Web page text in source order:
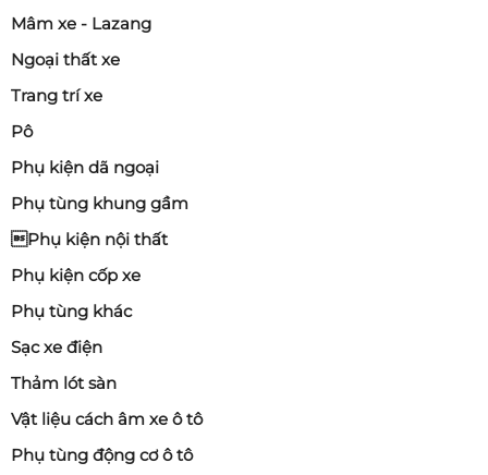
Mâm xe - Lazang
Ngoại thất xe
Trang trí xe
Pô
Phụ kiện dã ngoại
Phụ tùng khung gầm
Phụ kiện nội thất
Phụ kiện cốp xe
Phụ tùng khác
Sạc xe điện
Thảm lót sàn
Vật liệu cách âm xe ô tô
Phụ tùng động cơ ô tô